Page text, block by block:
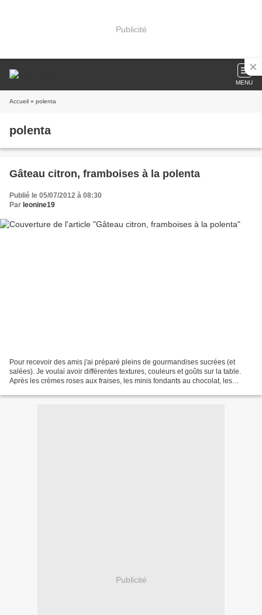
Publicité
MENU
Accueil » polenta
polenta
Gâteau citron, framboises à la polenta
Publié le 05/07/2012 à 08:30
Par leonine19
Pour recevoir des amis j'ai préparé pleins de gourmandises sucrées (et
salées). Je voulai avoir différentes textures, couleurs et goûts sur la table.
Après les crèmes roses aux fraises, les minis fondants au chocolat, les
Publicité